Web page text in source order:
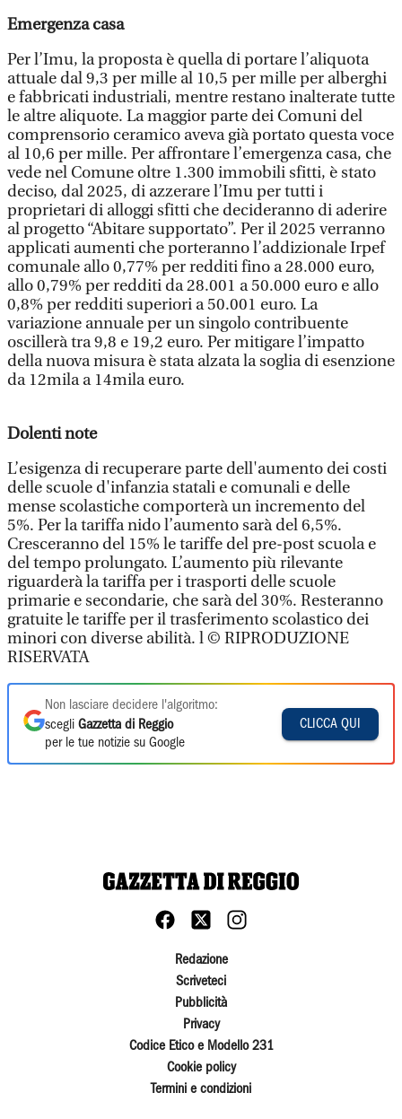
Emergenza casa
Per l’Imu, la proposta è quella di portare l’aliquota
attuale dal 9,3 per mille al 10,5 per mille per alberghi
e fabbricati industriali, mentre restano inalterate tutte
le altre aliquote. La maggior parte dei Comuni del
comprensorio ceramico aveva già portato questa voce
al 10,6 per mille. Per affrontare l’emergenza casa, che
vede nel Comune oltre 1.300 immobili sfitti, è stato
deciso, dal 2025, di azzerare l’Imu per tutti i
proprietari di alloggi sfitti che decideranno di aderire
al progetto “Abitare supportato”. Per il 2025 verranno
applicati aumenti che porteranno l’addizionale Irpef
comunale allo 0,77% per redditi fino a 28.000 euro,
allo 0,79% per redditi da 28.001 a 50.000 euro e allo
0,8% per redditi superiori a 50.001 euro. La
variazione annuale per un singolo contribuente
oscillerà tra 9,8 e 19,2 euro. Per mitigare l’impatto
della nuova misura è stata alzata la soglia di esenzione
da 12mila a 14mila euro.
Dolenti note
L’esigenza di recuperare parte dell'aumento dei costi
delle scuole d'infanzia statali e comunali e delle
mense scolastiche comporterà un incremento del
5%. Per la tariffa nido l’aumento sarà del 6,5%.
Cresceranno del 15% le tariffe del pre-post scuola e
del tempo prolungato. L’aumento più rilevante
riguarderà la tariffa per i trasporti delle scuole
primarie e secondarie, che sarà del 30%. Resteranno
gratuite le tariffe per il trasferimento scolastico dei
minori con diverse abilità. l © RIPRODUZIONE
RISERVATA
Non lasciare decidere l'algoritmo:
scegli Gazzetta di Reggio
per le tue notizie su Google
CLICCA QUI
Redazione
Scriveteci
Pubblicità
Privacy
Codice Etico e Modello 231
Cookie policy
Termini e condizioni